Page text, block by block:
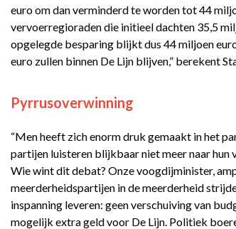
euro om dan verminderd te worden tot 44
vervoerregioraden die initieel dachten 35,5
opgelegde besparing blijkt dus 44 miljoen
euro zullen binnen De Lijn blijven,” berekent
Pyrrusoverwinning
“Men heeft zich enorm druk gemaakt in het
partijen luisteren blijkbaar niet meer naar hun
Wie wint dit debat? Onze voogdijminister,
meerderheidspartijen in de meerderheid
inspanning leveren: geen verschuiving van
mogelijk extra geld voor De Lijn. Politiek